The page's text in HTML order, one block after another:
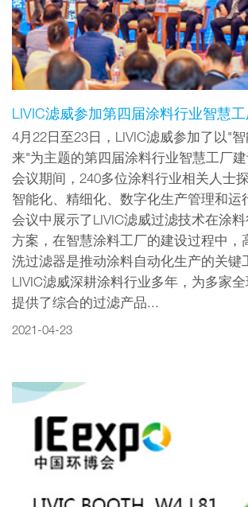
LIVIC滤威参加第四届涂料行业智慧
4月22日至23日，LIVIC滤威参加了以"智
来"为主题的第四届涂料行业智慧工厂建
会议期间，240多位涂料行业相关人士
智能化、精细化、数字化生产管理和运
会议中展示了LIVIC滤威过滤技术在涂
方案，在智慧涂料工厂的建设过程中，
洗过滤器是推动涂料自动化生产的关键
LIVIC滤威深耕涂料行业多年，为多家
提供了综合的过滤产品...
2021-04-23